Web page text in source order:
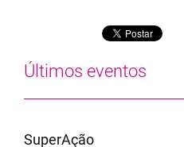
Últimos eventos
SuperAção